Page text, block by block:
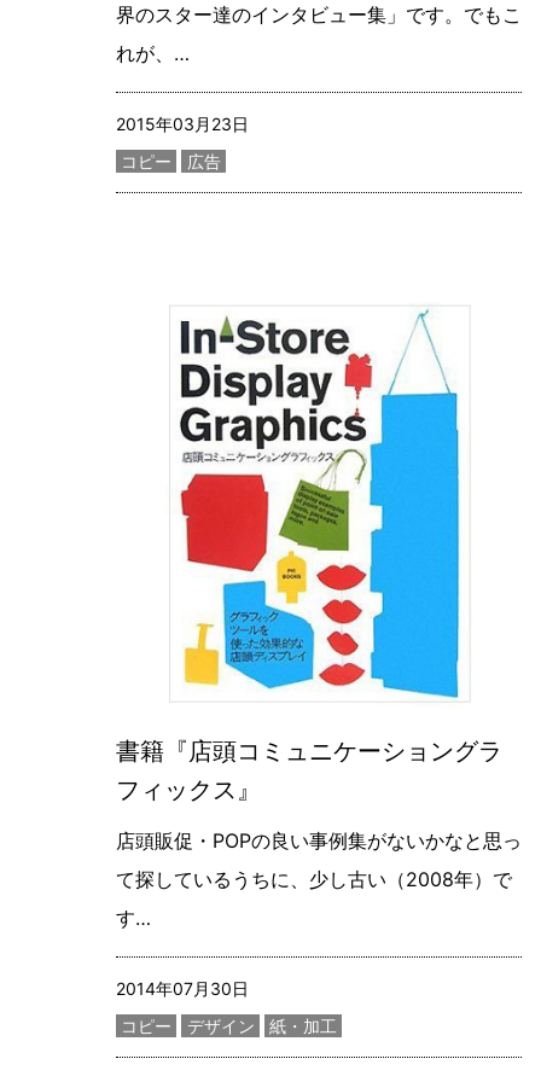
界のスター達のインタビュー集」です。でもこ
れが、…
記事更新日
2015年03月23日
カテゴリー
コピー 広告
書籍『店頭コミュニケーショングラ
フィックス』
店頭販促・POPの良い事例集がないかなと思っ
て探しているうちに、少し古い（2008年）で
す…
記事更新日
2014年07月30日
カテゴリー
コピー デザイン 紙・加工